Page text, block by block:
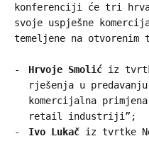
konferenciji će tri
svoje uspješne
temeljene na otvorenim
Hrvoje Smolić iz
rješenja u
komercijalna
retail industriji”;
Ivo Lukač iz tvrtke